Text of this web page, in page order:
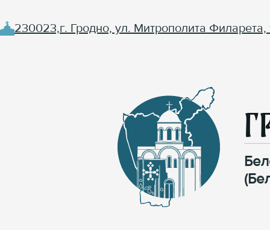
230023,г. Гродно, ул. Митрополита Филарета,